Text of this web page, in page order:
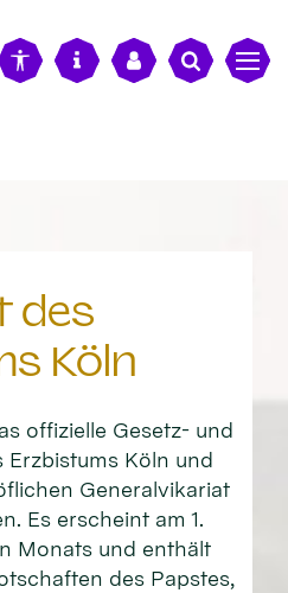
des
Köln
offizielle Gesetz- und
Köln und
Generalvikariat
Es erscheint am 1.
Monats und enthält
des Papstes,